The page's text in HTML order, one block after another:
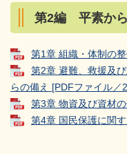
第2編 平素か
第1章 組織・体制の
第2章 避難、救援及
らの備え [PDFファイル／
第3章 物資及び資材
第4章 国民保護に関